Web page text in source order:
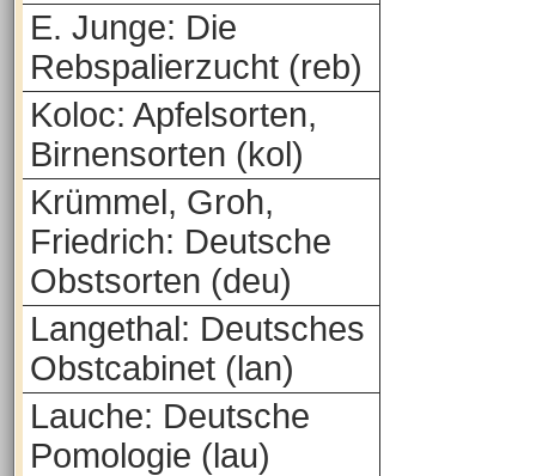
E. Junge: Die
Rebspalierzucht (reb)
Koloc: Apfelsorten,
Birnensorten (kol)
Krümmel, Groh,
Friedrich: Deutsche
Obstsorten (deu)
Langethal: Deutsches
Obstcabinet (lan)
Lauche: Deutsche
Pomologie (lau)